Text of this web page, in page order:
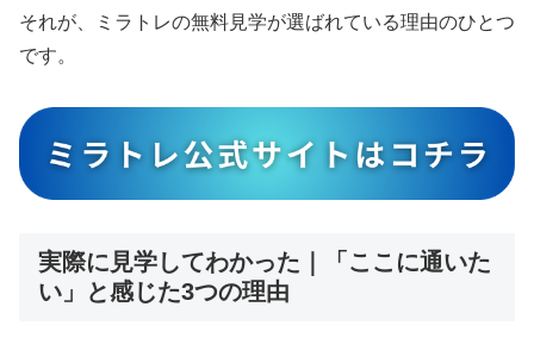
それが、ミラトレの無料見学が選ばれている理由のひとつ
です。
実際に見学してわかった｜「ここに通いた
い」と感じた3つの理由